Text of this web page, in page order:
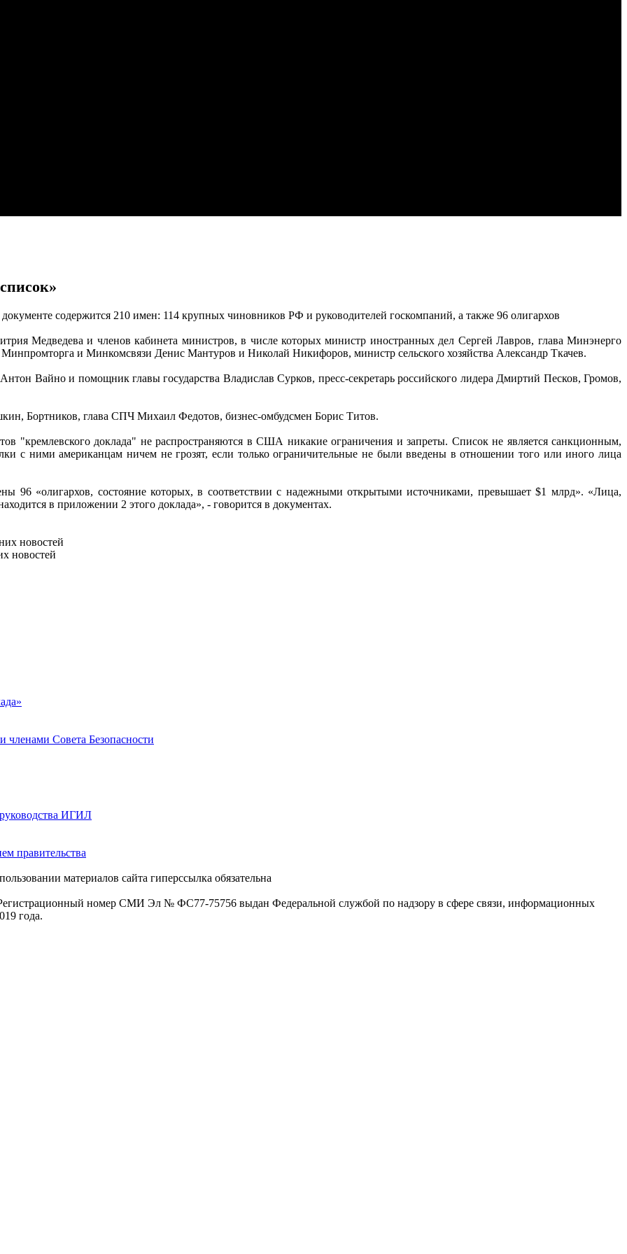
содержится 210 имен: 114 крупных чиновников РФ и руководителей госкомпаний, а также 96 олигархов
Медведева и членов кабинета министров, в числе которых министр иностранных дел Сергей Лавров, глава Минэнерго
и Минкомсвязи Денис Мантуров и Николай Никифоров, министр сельского хозяйства Александр Ткачев.
Вайно и помощник главы государства Владислав Сурков, пресс-секретарь российского лидера Дмиртий Песков, Громов,
Бортников, глава СПЧ Михаил Федотов, бизнес-омбудсмен Борис Титов.
"кремлевского доклада" не распространяются в США никакие ограничения и запреты. Список не является санкционным,
с ними американцам ничем не грозят, если только ограничительные не были введены в отношении того или иного лица
96 «олигархов, состояние которых, в соответствии с надежными открытыми источниками, превышает $1 млрд». «Лица,
в приложении 2 этого доклада», - говорится в документах.
новостей
новостей
Совета Безопасности
ИГИЛ
правительства
материалов сайта гиперссылка обязательна
номер СМИ Эл № ФС77-75756 выдан Федеральной службой по надзору в сфере связи, информационных
года.